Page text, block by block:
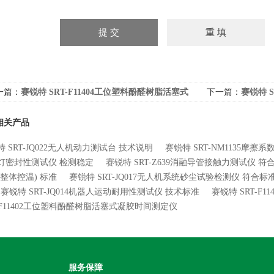
篇： 赛锐特 SRT-F11404工位塑料酚醛树脂活塞式
下一篇： 赛锐特
关产品
SRT-JQ022无人机动力测试台 技术说明
赛锐特 SRT-NM1135摩擦系
密封性测试仪 检测稳定
赛锐特 SRT-Z639消融导管接触力测试仪 符
体控温) 标准
赛锐特 SRT-JQ017无人机系统砂尘试验检测仪 符合标
赛锐特 SRT-JQ014机器人运动耐用性测试仪 技术标准
赛锐特 SRT-
工位塑料酚醛树脂活塞式凝胶时间测定仪
服务保障